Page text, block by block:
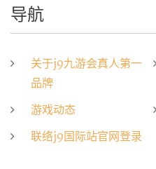
导航
关于j9九游会真人第一
品牌
游戏动态
联络j9国际站官网登录